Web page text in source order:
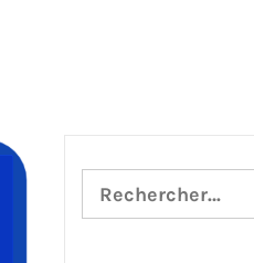
Rechercher :